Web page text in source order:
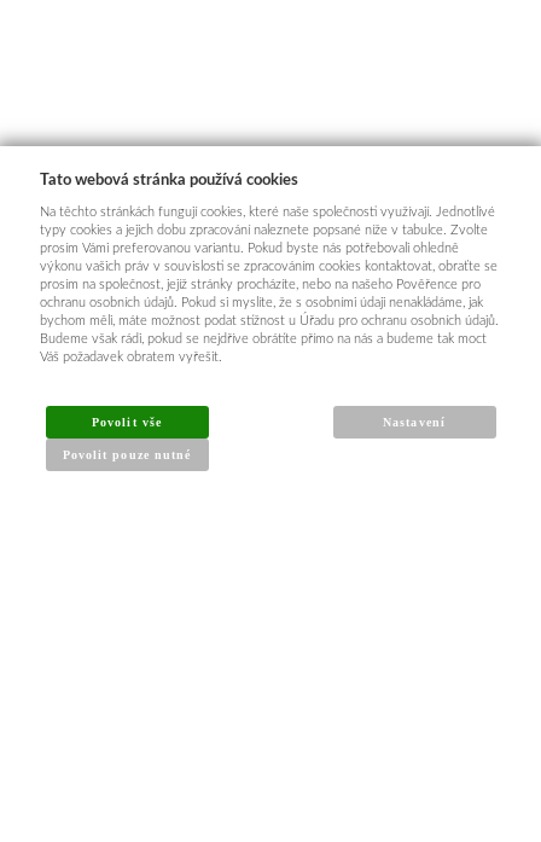
Tato webová stránka používá cookies
Na těchto stránkách fungují cookies, které naše společnosti využívají. Jednotlivé
typy cookies a jejich dobu zpracování naleznete popsané níže v tabulce. Zvolte
prosím Vámi preferovanou variantu. Pokud byste nás potřebovali ohledně
výkonu vašich práv v souvislosti se zpracováním cookies kontaktovat, obraťte se
prosím na společnost, jejíž stránky procházíte, nebo na našeho Pověřence pro
ochranu osobních údajů. Pokud si myslíte, že s osobními údaji nenakládáme, jak
bychom měli, máte možnost podat stížnost u Úřadu pro ochranu osobních údajů.
Budeme však rádi, pokud se nejdříve obrátíte přímo na nás a budeme tak moct
Váš požadavek obratem vyřešit.
Povolit vše
Povolit pouze nutné
Nastavení